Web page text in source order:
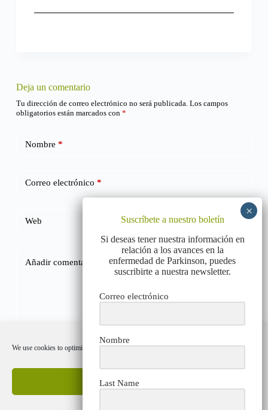
We use cookies to optimize our website and our service.
Accept cookies
Deja un comentario
Tu dirección de correo electrónico no será publicada. Los campos
obligatorios están marcados con *
Nombre *
Correo electrónico *
Web
Añadir comentario
Suscríbete a nuestro boletín
Si deseas tener nuestra información en
relación a los avances en la
enfermedad de Parkinson, puedes
suscribirte a nuestra newsletter.
Correo electrónico
Nombre
Last Name